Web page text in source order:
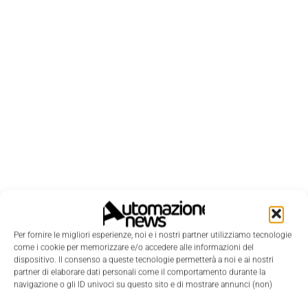
Per fornire le migliori esperienze, noi e i nostri partner utilizziamo tecnologie
come i cookie per memorizzare e/o accedere alle informazioni del
dispositivo. Il consenso a queste tecnologie permetterà a noi e ai nostri
partner di elaborare dati personali come il comportamento durante la
navigazione o gli ID univoci su questo sito e di mostrare annunci (non)
LEGGI LA RIVISTA ⇢